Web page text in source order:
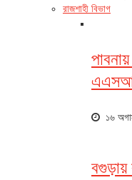
রাজশাহী বিভাগ
১৬
বগুড়ায়